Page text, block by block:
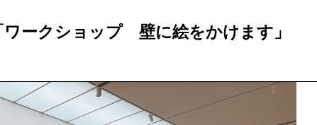
ークショップ 壁に絵をかけます」